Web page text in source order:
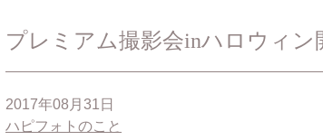
プレミアム撮影会inハロウィン
2017年08月31日
ハピフォトのこと